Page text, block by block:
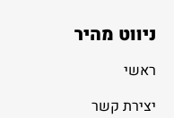
ניווט מהיר
ראשי
יצירת קשר